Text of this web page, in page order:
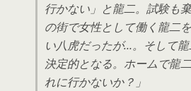
行かない」と龍二。試験も
の街で女性として働く龍二
い八虎だったが…。そして
決定的となる。ホームで龍
れに行かないか？」